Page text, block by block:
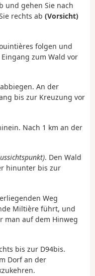
und gehen Sie nach
rechts ab (Vorsicht)
folgen und
zum Wald vor
An der
bis zur Kreuzung vor
Nach 1 km an der
. Den Wald
hinunter bis zur
Weg
Miltière führt, und
man auf dem Hinweg
bis zur D94bis.
Dorf an der